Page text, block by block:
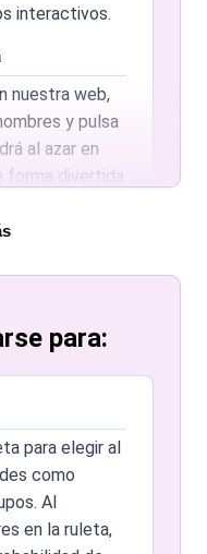
interactivos.
nuestra web,
y pulsa
al azar en
forma divertida
cantidad. Para
ruletas
más tarde.
para:
para elegir al
como
Al
en la ruleta,